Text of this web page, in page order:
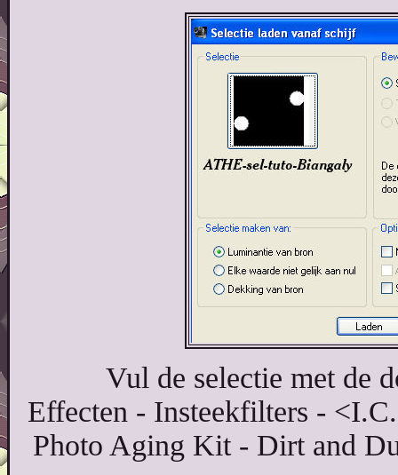
Vul de selectie met de
Effecten - Insteekfilters -
Photo Aging Kit - Dirt and